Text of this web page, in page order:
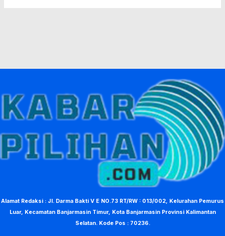
Alamat Redaksi : Jl. Darma Bakti V E NO.73 RT/RW : 013/002, Kelurahan Pemurus
Luar, Kecamatan Banjarmasin Timur, Kota Banjarmasin Provinsi Kalimantan
Selatan. Kode Pos : 70236.